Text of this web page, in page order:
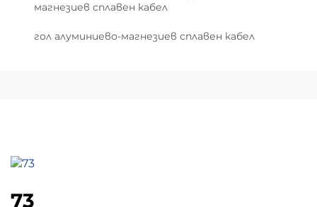
магнезиев сплавен кабел
гол алуминиево-магнезиев сплавен кабел
73